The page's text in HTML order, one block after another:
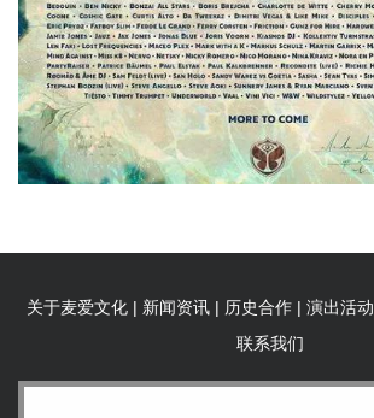
关于麦爱文化 | 新闻资讯 | 历史合作 | 演出活动
联系我们